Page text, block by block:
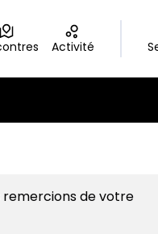
Activité
de votre